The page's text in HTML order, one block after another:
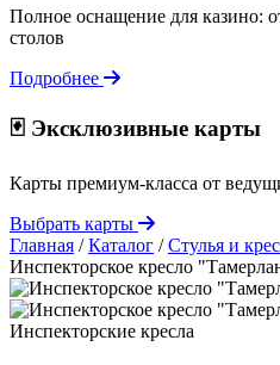
Полное оснащение для казино:
столов
Подробнее
🃏 Эксклюзивные карты
Карты премиум-класса от
Выбрать карты
Главная / Каталог / Стулья и
Инспекторское кресло
Инспекторские кресла